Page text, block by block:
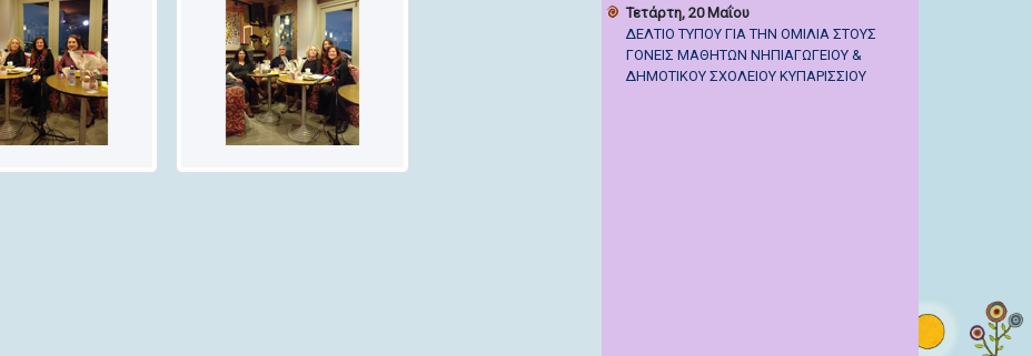
Τετάρτη, 20 Μαΐου
ΔΕΛΤΙΟ ΤΥΠΟΥ ΓΙΑ ΤΗΝ ΟΜΙΛΙΑ ΣΤΟΥΣ
ΓΟΝΕΙΣ ΜΑΘΗΤΩΝ ΝΗΠΙΑΓΩΓΕΙΟΥ &
ΔΗΜΟΤΙΚΟΥ ΣΧΟΛΕΙΟΥ ΚΥΠΑΡΙΣΣΙΟΥ